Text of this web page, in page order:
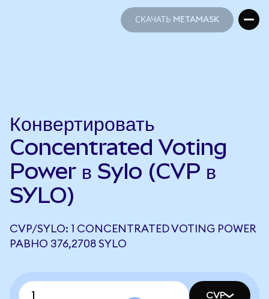
СКАЧАТЬ METAMASK
Конвертировать
Concentrated Voting
Power в Sylo (CVP в
SYLO)
CVP/SYLO: 1 CONCENTRATED VOTING POWER
РАВНО 376,2708 SYLO
CVP